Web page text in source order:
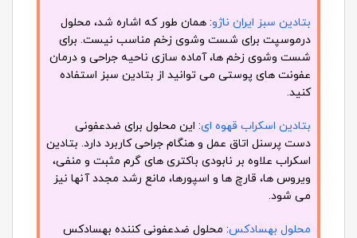
بتادین سبز ایران ناژو: همان طور که اشاره شد، محلول
درموسپت برای شست وشوی زخم مناسب نیست. برای
شست وشوی زخم ها، آماده سازی ناحیه جراحی و درمان
عفونت های پوستی می توانید از بتادین سبز استفاده
کنید.
بتادین اسکراب قهوه ای: این محلول برای ضدعفونی
دست پرسنل اتاق عمل و هنگام جراحی کاربرد دارد. بتادین
اسکراب علاوه بر نابودی باکتری های گرم مثبت و منفی،
ویروس ها، قارچ ها و اسپورها، مانع رشد مجدد آنها نیز
می شود.
محلول بهسادکس: محلول ضدعفونی کننده بهسادکس